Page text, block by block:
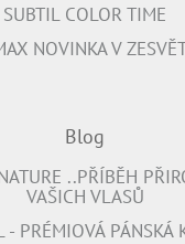
SUBTIL COLOR TIME
NOVINKA V
Blog
..PŘÍBĚH
VAŠICH VLASŮ
- PRÉMIOVÁ PÁNSKÁ